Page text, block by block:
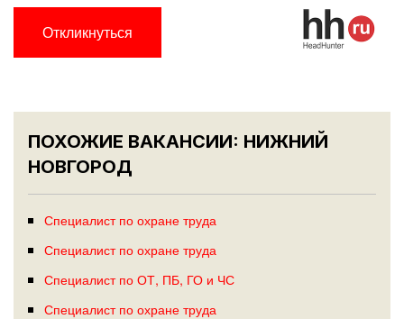
Откликнуться
ПОХОЖИЕ ВАКАНСИИ: НИЖНИЙ
НОВГОРОД
Специалист по охране труда
Специалист по охране труда
Специалист по ОТ, ПБ, ГО и ЧС
Специалист по охране труда